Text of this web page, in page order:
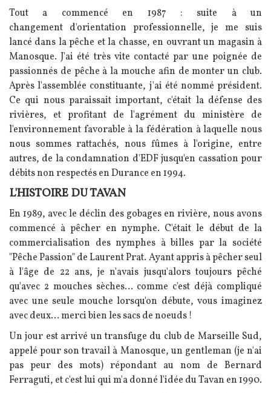
Tout a commencé en 1987 : suite à un
changement d'orientation professionnelle, je me suis
lancé dans la pêche et la chasse, en ouvrant un magasin à
Manosque. J'ai été très vite contacté par une poignée de
passionnés de pêche à la mouche afin de monter un club.
Après l'assemblée constituante, j'ai été nommé président.
Ce qui nous paraissait important, c'était la défense des
rivières, et profitant de l'agrément du ministère de
l'environnement favorable à la fédération à laquelle nous
nous sommes rattachés, nous fûmes à l'origine, entre
autres, de la condamnation d'EDF jusqu'en cassation pour
débits non respectés en Durance en 1994.
L'HISTOIRE DU TAVAN
En 1989, avec le déclin des gobages en rivière, nous avons
commencé à pêcher en nymphe. C'était le début de la
commercialisation des nymphes à billes par la société
"Pêche Passion" de Laurent Prat. Ayant appris à pêcher seul
à l'âge de 22 ans, je n'avais jusqu'alors toujours pêché
qu'avec 2 mouches sèches... comme c'est déjà compliqué
avec une seule mouche lorsqu'on débute, vous imaginez
avec deux... merci bien les sacs de noeuds !
Un jour est arrivé un transfuge du club de Marseille Sud,
appelé pour son travail à Manosque, un gentleman (je n'ai
pas peur des mots) répondant au nom de Bernard
Ferraguti, et c'est lui qui m'a donné l'idée du Tavan en 1990.